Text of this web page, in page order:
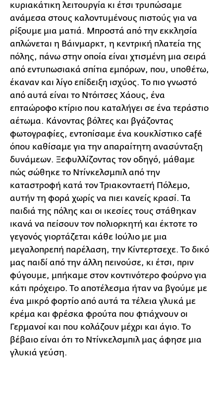
κυριακάτικη λειτουργία κι έτσι τρυπώσαμε
ανάμεσα στους καλοντυμένους πιστούς για να
ρίξουμε μια ματιά. Μπροστά από την εκκλησία
απλώνεται η Βάινμαρκτ, η κεντρική πλατεία της
πόλης, πάνω στην οποία είναι χτισμένη μια σειρά
από εντυπωσιακά σπίτια εμπόρων, που, υποθέτω,
έκαναν και λίγο επίδειξη ισχύος. Το πιο γνωστό
από αυτά είναι το Ντόιτσες Χάους, ένα
επταώροφο κτίριο που καταλήγει σε ένα τεράστιο
αέτωμα. Κάνοντας βόλτες και βγάζοντας
φωτογραφίες, εντοπίσαμε ένα κουκλίστικο café
όπου καθίσαμε για την απαραίτητη ανασύνταξη
δυνάμεων. Ξεφυλλίζοντας τον οδηγό, μάθαμε
πώς σώθηκε το Ντίνκελσμπιλ από την
καταστροφή κατά τον Τριακονταετή Πόλεμο,
αυτήν τη φορά χωρίς να πιει κανείς κρασί. Τα
παιδιά της πόλης και οι ικεσίες τους στάθηκαν
ικανά να πείσουν τον πολιορκητή και έκτοτε το
γεγονός γιορτάζεται κάθε Ιούλιο με μια
μεγαλοπρεπή παρέλαση, την Κίντερτσεχε. Το δικό
μας παιδί από την άλλη πεινούσε, κι έτσι, πριν
φύγουμε, μπήκαμε στον κοντινότερο φούρνο για
κάτι πρόχειρο. Το αποτέλεσμα ήταν να βγούμε με
ένα μικρό φορτίο από αυτά τα τέλεια γλυκά με
κρέμα και φρέσκα φρούτα που φτιάχνουν οι
Γερμανοί και που κολάζουν μέχρι και άγιο. Το
βέβαιο είναι ότι το Ντίνκελσμπιλ μας άφησε μια
γλυκιά γεύση.